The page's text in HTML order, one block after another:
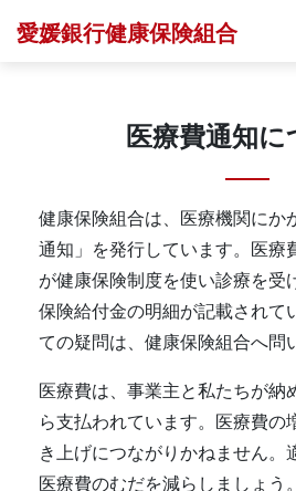
愛媛銀行健康保険組合
医療費通知に
健康保険組合は、医療機関にか
通知」を発行しています。医療
が健康保険制度を使い診療を受
保険給付金の明細が記載されて
ての疑問は、健康保険組合へ問
医療費は、事業主と私たちが納
ら支払われています。医療費の
き上げにつながりかねません。
医療費のむだを減らしましょう。